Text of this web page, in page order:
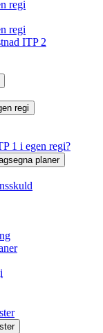
regi
regi
ITP 2
regi
1 i egen regi?
planer